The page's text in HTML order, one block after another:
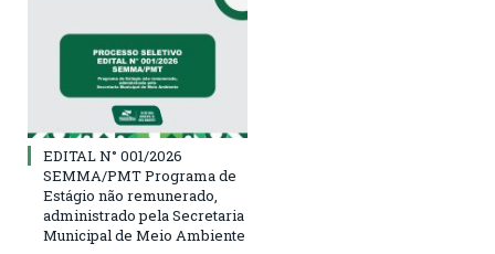
EDITAL N° 001/2026
SEMMA/PMT Programa de
Estágio não remunerado,
administrado pela Secretaria
Municipal de Meio Ambiente